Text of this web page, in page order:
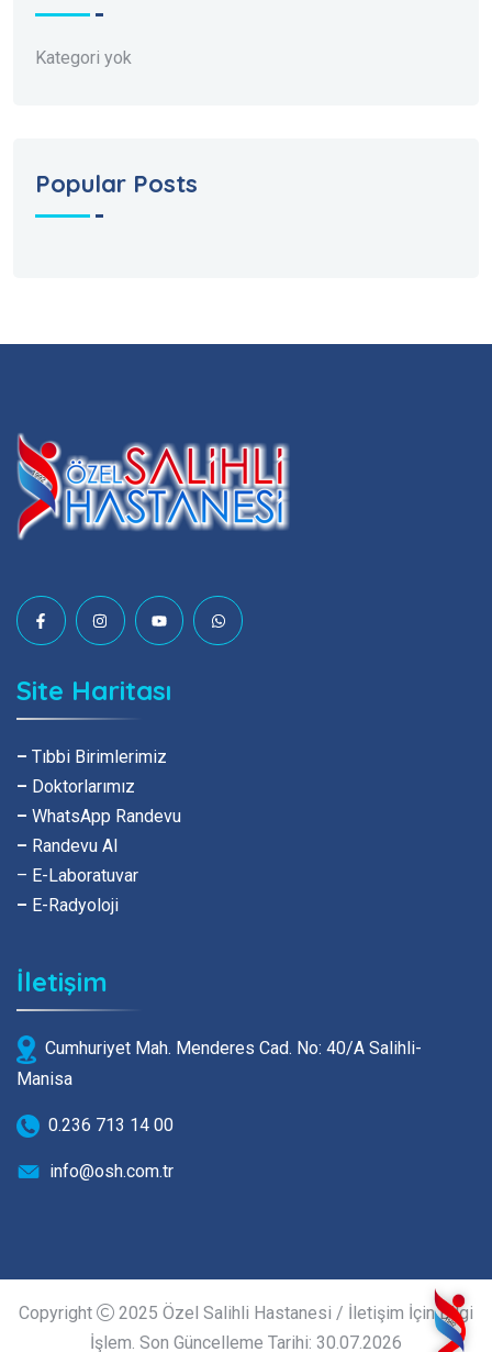
Kategori yok
Popular Posts
Site Haritası
– Tıbbi Birimlerimiz
– Doktorlarımız
– WhatsApp Randevu
– Randevu Al
– E-Laboratuvar
– E-Radyoloji
İletişim
Cumhuriyet Mah. Menderes Cad. No: 40/A Salihli-
Manisa
0.236 713 14 00
info@osh.com.tr
Copyright
2025 Özel Salihli Hastanesi / İletişim İçin Bilgi
İşlem. Son Güncelleme Tarihi: 30.07.2026